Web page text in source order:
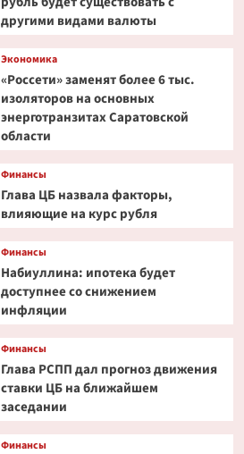
другими видами валюты
Экономика
«Россети» заменят более 6 тыс.
изоляторов на основных
энерготранзитах Саратовской
области
Финансы
Глава ЦБ назвала факторы,
влияющие на курс рубля
Финансы
Набиуллина: ипотека будет
доступнее со снижением
инфляции
Финансы
Глава РСПП дал прогноз движения
ставки ЦБ на ближайшем
заседании
Финансы